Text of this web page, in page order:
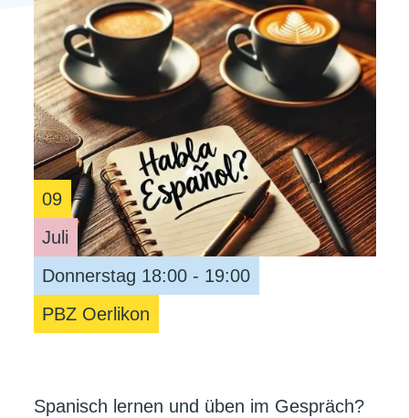
09
Juli
Donnerstag 18:00 - 19:00
PBZ Oerlikon
Spanisch lernen und üben im Gespräch?